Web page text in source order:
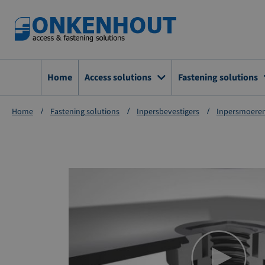
Home Access solutions Fastening solutions
Home Fastening solutions Inpersbevestigers
afbeeldingen-